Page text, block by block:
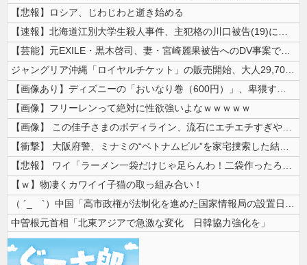
【悲報】ロシア、じわじわと逝き始める
【速報】北海道江別大学生殺人事件、主犯格の川口被告(19)に無期懲役の...
【芸能】元EXILE・黒木啓司、妻・宮崎麗果被告へのDV事案で逮捕され...
ジャングリア沖縄「ロイヤルチケット」の販売開始、大人29,700円にｗ...
【画像あり】ディズニーの「おいなり巻（600円）」、卑猥すぎて賛否両論...
【画像】フリーレンって絶対に性欲強いよなｗｗｗｗｗ
【画像】 この佳子さまのボディライン、流石にエチエチすぎやろ！
【衝撃】 大阪府警、ミナミの“ベトナムビル”を家宅捜索した結果・・・・...
【悲報】 ワイ「ラーメン一袋だけじゃ足らんわ！二袋作ったろ！」→結果ｗ...
【ｗ】物凄くカワイイ子猫の取っ組み合い！
（ ´_ゝ`）中国「高市政権が法制化を進めた国家情報局の設置日が7月3...
中曽根元首相「北東アジアで急激な変化 日韓協力強化を」